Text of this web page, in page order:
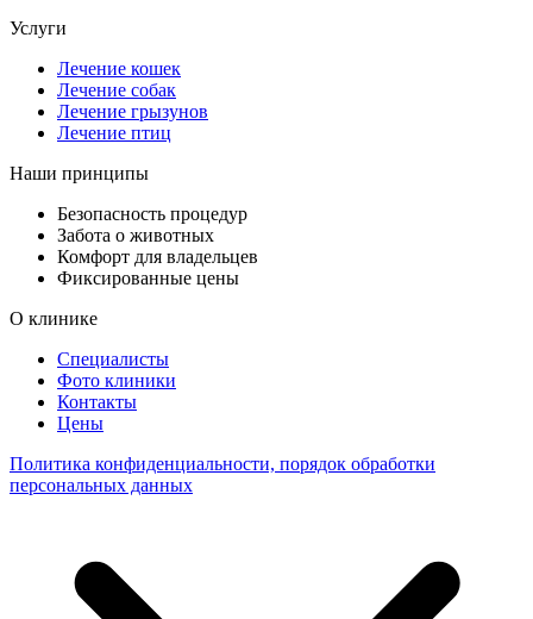
Услуги
Лечение кошек
Лечение собак
Лечение грызунов
Лечение птиц
Наши принципы
Безопасность процедур
Забота о животных
Комфорт для владельцев
Фиксированные цены
О клинике
Специалисты
Фото клиники
Контакты
Цены
Политика конфиденциальности, порядок обработки
персональных данных